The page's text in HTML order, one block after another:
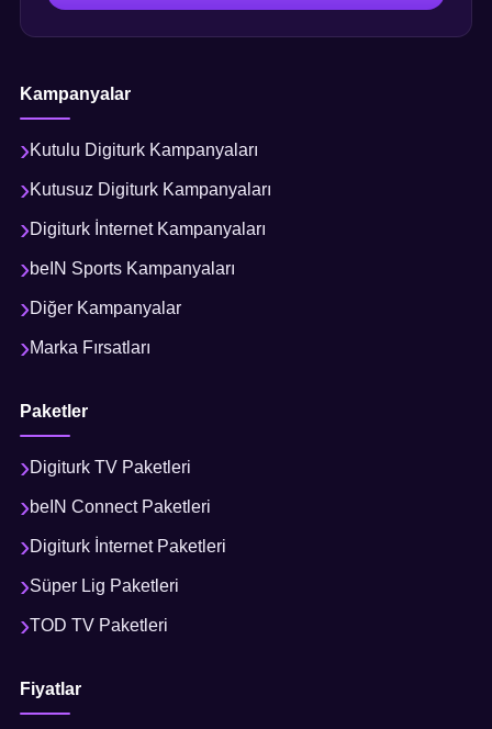
Kampanyalar
Kutulu Digiturk Kampanyaları
Kutusuz Digiturk Kampanyaları
Digiturk İnternet Kampanyaları
beIN Sports Kampanyaları
Diğer Kampanyalar
Marka Fırsatları
Paketler
Digiturk TV Paketleri
beIN Connect Paketleri
Digiturk İnternet Paketleri
Süper Lig Paketleri
TOD TV Paketleri
Fiyatlar